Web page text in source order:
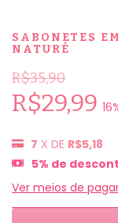
SABONETES
NATURÉ
R$35,90
R$29,99 16
7 X DE R$5,18
5% de
Ver meios de